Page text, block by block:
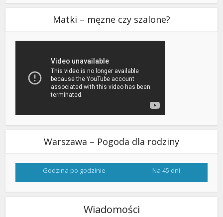
Matki – męzne czy szalone?
Warszawa – Pogoda dla rodziny
Godzina po godzinie Na 45 dni
Wiadomości